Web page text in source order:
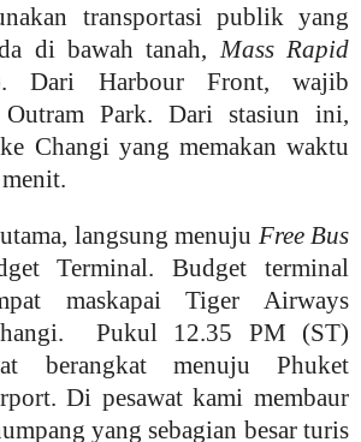
transportasi publik yang
di bawah tanah, Mass Rapid
Dari Harbour Front, wajib
Park. Dari stasiun ini,
Changi yang memakan waktu
langsung menuju Free Bus
Terminal. Budget terminal
maskapai Tiger Airways
Pukul 12.35 PM (ST)
berangkat menuju Phuket
Di pesawat kami membaur
yang sebagian besar turis